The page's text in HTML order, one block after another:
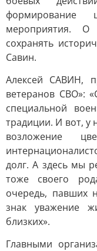
формирование
мероприятия.
сохранять
Савин.
Алексей САВИН,
ветеранов СВО»:
специальной
традиции. И вот, у
возложение
долг. А здесь мы
тоже своего
очередь, павших
знак уважение
близких».
Главными